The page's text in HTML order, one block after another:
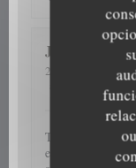
J C
2026-08-05
-
Très bon
et plateaux de